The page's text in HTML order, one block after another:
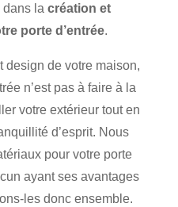
dans la création et
porte d’entrée.
design de votre maison,
n’est pas à faire à la
votre extérieur tout en
d’esprit. Nous
pour votre porte
ayant ses avantages
les donc ensemble.